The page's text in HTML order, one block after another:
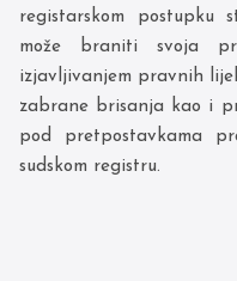
registarskom postupku
može braniti svoja
izjavljivanjem pravnih
zabrane brisanja kao i
pod pretpostavkama
sudskom registru.